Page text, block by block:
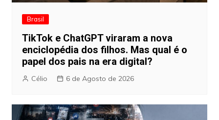
Brasil
TikTok e ChatGPT viraram a nova
enciclopédia dos filhos. Mas qual é o
papel dos pais na era digital?
Célio 6 de Agosto de 2026